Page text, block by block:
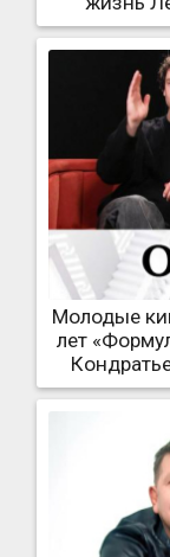
Молодые
лет